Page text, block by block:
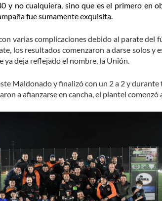
y no cualquiera, sino que es el primero en
fue sumamente exquisita.
varias complicaciones debido al parate del
los resultados comenzaron a darse solos y
ya deja reflejado el nombre, la Unión.
Maldonado y finalizó con un 2 a 2 y
a afianzarse en cancha, el plantel